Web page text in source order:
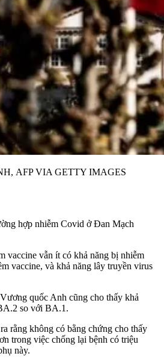
AFP VIA GETTY IMAGES
hợp nhiễm Covid ở Đan Mạch
vaccine vẫn ít có khả năng bị nhiễm
vaccine, và khả năng lây truyền virus
quốc Anh cũng cho thấy khả
so với BA.1.
rằng không có bằng chứng cho thấy
trong việc chống lại bệnh có triệu
này.